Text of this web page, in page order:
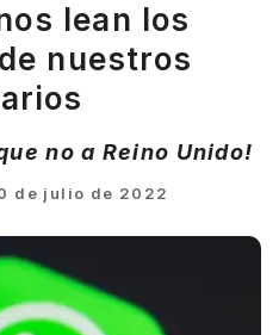
lean los
nuestros
no a Reino Unido!
de julio de 2022